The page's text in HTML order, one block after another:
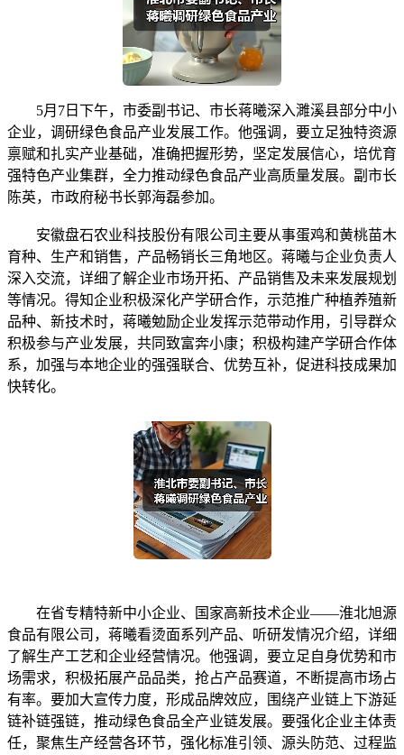
5月7日下午，市委副书记、市长蒋曦深入濉溪县部分中小
企业，调研绿色食品产业发展工作。他强调，要立足独特资源
禀赋和扎实产业基础，准确把握形势，坚定发展信心，培优育
强特色产业集群，全力推动绿色食品产业高质量发展。副市长
陈英，市政府秘书长郭海磊参加。
安徽盘石农业科技股份有限公司主要从事蛋鸡和黄桃苗木
育种、生产和销售，产品畅销长三角地区。蒋曦与企业负责人
深入交流，详细了解企业市场开拓、产品销售及未来发展规划
等情况。得知企业积极深化产学研合作，示范推广种植养殖新
品种、新技术时，蒋曦勉励企业发挥示范带动作用，引导群众
积极参与产业发展，共同致富奔小康；积极构建产学研合作体
系，加强与本地企业的强强联合、优势互补，促进科技成果加
快转化。
在省专精特新中小企业、国家高新技术企业——淮北旭源
食品有限公司，蒋曦看烫面系列产品、听研发情况介绍，详细
了解生产工艺和企业经营情况。他强调，要立足自身优势和市
场需求，积极拓展产品品类，抢占产品赛道，不断提高市场占
有率。要加大宣传力度，形成品牌效应，围绕产业链上下游延
链补链强链，推动绿色食品全产业链发展。要强化企业主体责
任，聚焦生产经营各环节，强化标准引领、源头防范、过程监